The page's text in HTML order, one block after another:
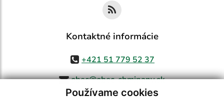
Používame cookies
Kontaktné informácie
+421 51 779 52 37
obec@obec-chminany.sk